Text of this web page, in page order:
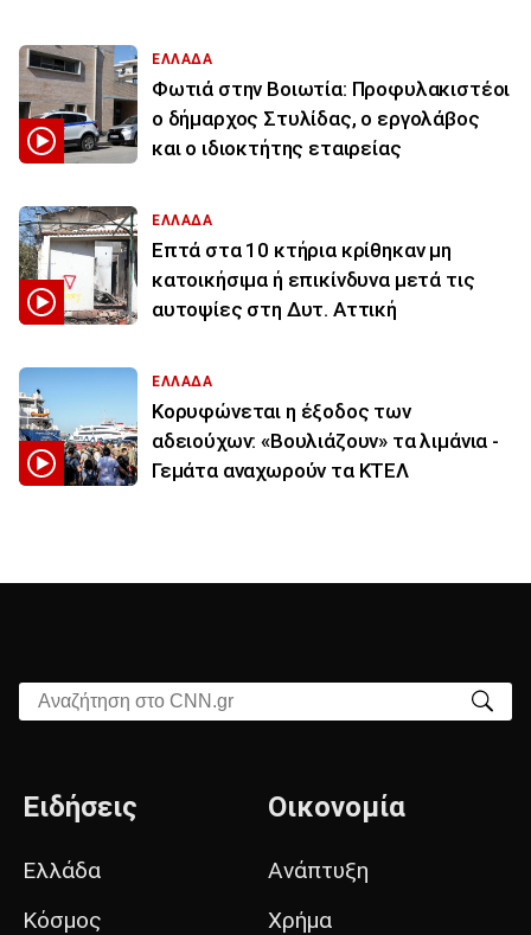
ΕΛΛΑΔΑ
Φωτιά στην Βοιωτία: Προφυλακιστέοι
ο δήμαρχος Στυλίδας, ο εργολάβος
και ο ιδιοκτήτης εταιρείας
ΕΛΛΑΔΑ
Επτά στα 10 κτήρια κρίθηκαν μη
κατοικήσιμα ή επικίνδυνα μετά τις
αυτοψίες στη Δυτ. Αττική
ΕΛΛΑΔΑ
Κορυφώνεται η έξοδος των
αδειούχων: «Βουλιάζουν» τα λιμάνια -
Γεμάτα αναχωρούν τα ΚΤΕΛ
Αναζήτηση στο CNN.gr
Ειδήσεις
Ελλάδα
Κόσμος
Οικονομία
Ανάπτυξη
Χρήμα